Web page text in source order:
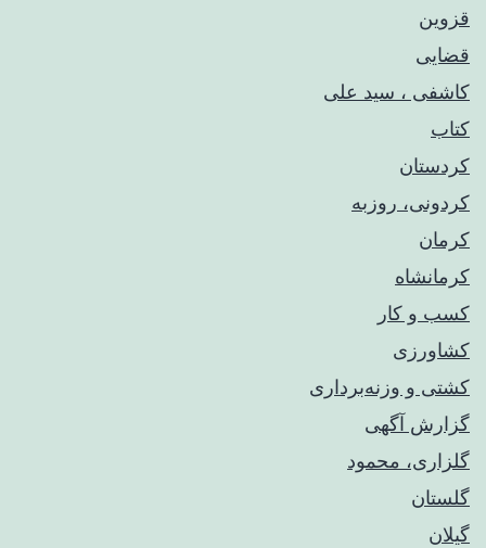
قزوین
قضایی
کاشفی ، سید علی
کتاب
کردستان
کردونی، روزبه
کرمان
کرمانشاه
کسب و کار
کشاورزی
کشتی و وزنه‌برداری
گزارش آگهی
گلزاری، محمود
گلستان
گیلان